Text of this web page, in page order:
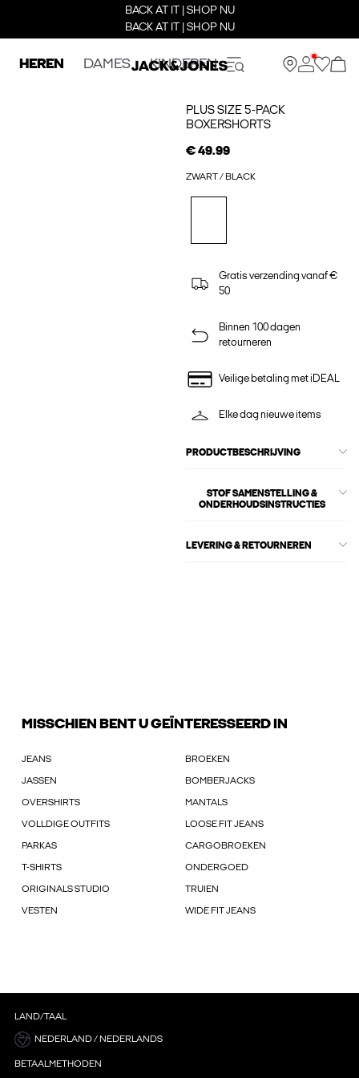
BACK AT IT | SHOP NU
BACK AT IT | SHOP NU
HEREN DAMES KINDEREN
PLUS SIZE 5-PACK
BOXERSHORTS
€ 49.99
ZWART / BLACK
Gratis verzending vanaf €
50
Binnen 100 dagen
retourneren
Veilige betaling met iDEAL
Elke dag nieuwe items
PRODUCTBESCHRIJVING
STOF SAMENSTELLING &
ONDERHOUDSINSTRUCTIES
LEVERING & RETOURNEREN
MISSCHIEN BENT U GEÏNTERESSEERD IN
JEANS BROEKEN
JASSEN BOMBERJACKS
OVERSHIRTS MANTALS
VOLLDIGE OUTFITS LOOSE FIT JEANS
PARKAS CARGOBROEKEN
T-SHIRTS ONDERGOED
ORIGINALS STUDIO TRUIEN
VESTEN WIDE FIT JEANS
LAND/TAAL
NEDERLAND / NEDERLANDS
BETAALMETHODEN